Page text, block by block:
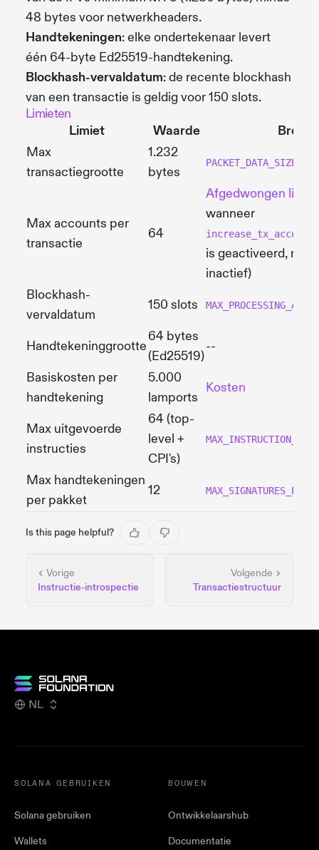
48 bytes voor netwerkheaders.
Handtekeningen: elke ondertekenaar levert
één 64-byte Ed25519-handtekening.
Blockhash-vervaldatum: de recente blockhash
van een transactie is geldig voor 150 slots.
Limieten
Limiet
Waarde
Bron
Max
transactiegrootte
1.232
bytes
PACKET_DATA_SIZE
Max accounts per
transactie
64
Afgedwongen limiet
wanneer
is geactiveerd,
inactief)
Blockhash-
vervaldatum
150 slots MAX_PROCESSING_AGE
Handtekeninggrootte
64 bytes
(Ed25519)
--
Basiskosten per
handtekening
5.000
lamports
Kosten
Max uitgevoerde
instructies
64 (top-
level +
CPI's)
Max handtekeningen
per pakket
12
Is this page helpful?
Vorige
Instructie-introspectie
Volgende
Transactiestructuur
NL
SOLANA GEBRUIKEN
Solana gebruiken
Wallets
BOUWEN
Ontwikkelaarshub
Documentatie